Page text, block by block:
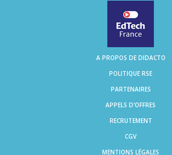
A PROPOS DE DIDACTO
POLITIQUE RSE
PARTENAIRES
APPELS D'OFFRES
RECRUTEMENT
CGV
MENTIONS LÉGALES